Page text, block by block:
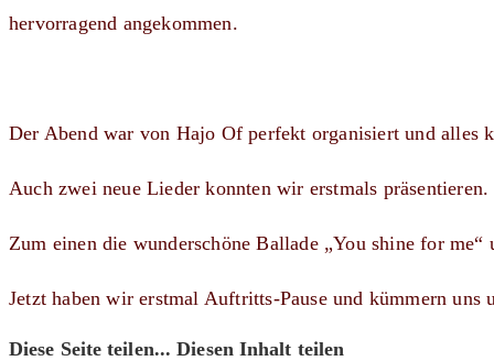
hervorragend angekommen.
Der Abend war von Hajo Of perfekt organisiert und alles
Auch zwei neue Lieder konnten wir erstmals präsentieren.
Zum einen die wunderschöne Ballade „You shine for
Jetzt haben wir erstmal Auftritts-Pause und kümmern uns
Diese Seite teilen... Diesen Inhalt teilen